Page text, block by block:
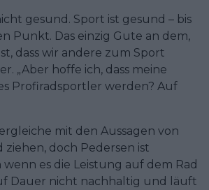
gesund. Sport ist gesund – bis
Punkt. Das einzig Gute an dem,
dass wir andere zum Sport
„Aber hoffe ich, dass meine
Profiradsportler werden? Auf
mit den Aussagen von
ziehen, doch Pedersen ist
es die Leistung auf dem Rad
Dauer nicht nachhaltig und läuft